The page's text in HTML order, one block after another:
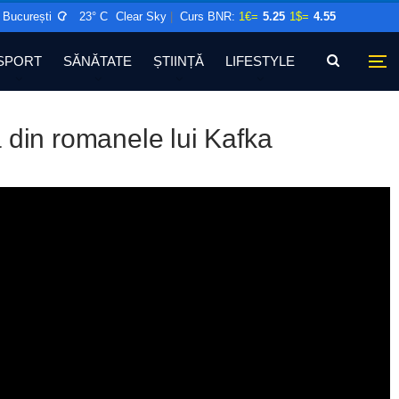
București 23° C Clear Sky |Curs BNR: 1€= 5.25 1$= 4.55
SĂNĂTATE ȘTIINȚĂ LIFESTYLE
romanele lui Kafka